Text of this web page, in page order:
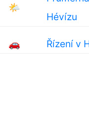
🌤
Hévízu
🚗 Řízení v